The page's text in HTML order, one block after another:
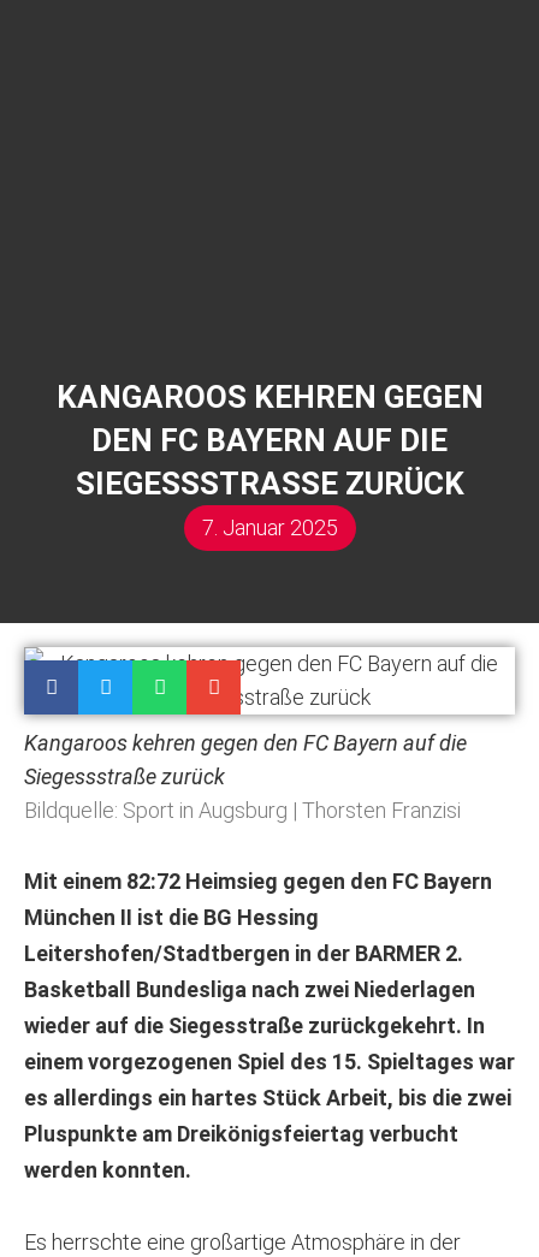
KANGAROOS KEHREN GEGEN
DEN FC BAYERN AUF DIE
SIEGESSSTRASSE ZURÜCK
7. Januar 2025
Kangaroos kehren gegen den FC Bayern auf die
Siegessstraße zurück
Bildquelle: Sport in Augsburg | Thorsten Franzisi
Mit einem 82:72 Heimsieg gegen den FC Bayern
München II ist die BG Hessing
Leitershofen/Stadtbergen in der BARMER 2.
Basketball Bundesliga nach zwei Niederlagen
wieder auf die Siegesstraße zurückgekehrt. In
einem vorgezogenen Spiel des 15. Spieltages war
es allerdings ein hartes Stück Arbeit, bis die zwei
Pluspunkte am Dreikönigsfeiertag verbucht
werden konnten.
Es herrschte eine großartige Atmosphäre in der